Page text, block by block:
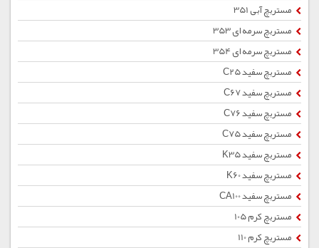
مستربچ آبی 351
مستربچ سرمه ای 353
مستربچ سرمه ای 354
مستربچ سفید C25
مستربچ سفید C67
مستربچ سفید C76
مستربچ سفید C75
مستربچ سفید K35
مستربچ سفید K60
مستربچ سفید CA100
مستربچ کرم 105
مستربچ کرم 110